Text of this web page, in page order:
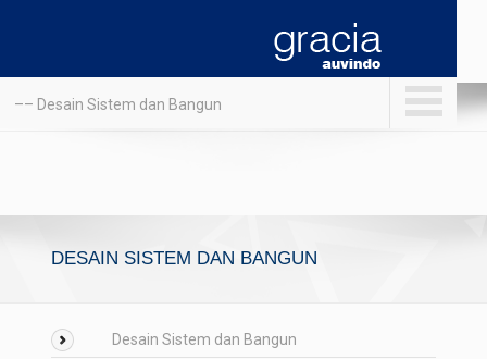
–– Desain Sistem dan Bangun
DESAIN SISTEM DAN BANGUN
Desain Sistem dan Bangun